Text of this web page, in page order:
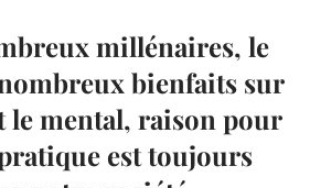
millénaires, le
bienfaits sur
le mental, raison pour
est toujours